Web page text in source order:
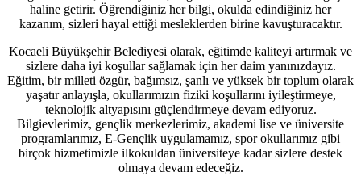
haline getirir. Öğrendiğiniz her bilgi, okulda edindiğiniz her
kazanım, sizleri hayal ettiği mesleklerden birine kavuşturacaktır.
Kocaeli Büyükşehir Belediyesi olarak, eğitimde kaliteyi artırmak ve
sizlere daha iyi koşullar sağlamak için her daim yanınızdayız.
Eğitim, bir milleti özgür, bağımsız, şanlı ve yüksek bir toplum olarak
yaşatır anlayışla, okullarımızın fiziki koşullarını iyileştirmeye,
teknolojik altyapısını güçlendirmeye devam ediyoruz.
Bilgievlerimiz, gençlik merkezlerimiz, akademi lise ve üniversite
programlarımız, E-Gençlik uygulamamız, spor okullarımız gibi
birçok hizmetimizle ilkokuldan üniversiteye kadar sizlere destek
olmaya devam edeceğiz.